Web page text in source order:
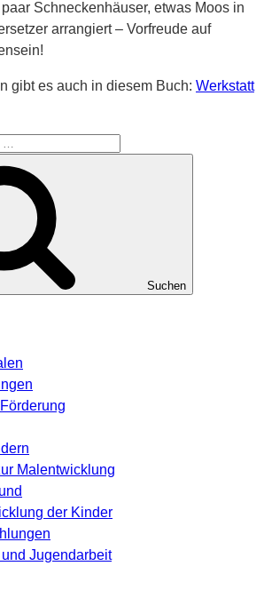
Schneckenhäuser, etwas Moos in
arrangiert – Vorfreude auf
gibt es auch in diesem Buch: Werkstatt
Suchen
Malentwicklung
der Kinder
Jugendarbeit